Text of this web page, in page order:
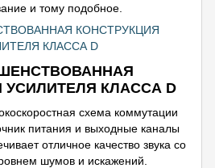
и тому подобное.
УСИЛИТЕЛЯ КЛАССА D
схема коммутации
питания и выходные каналы
отличное качество звука со
шумов и искажений.